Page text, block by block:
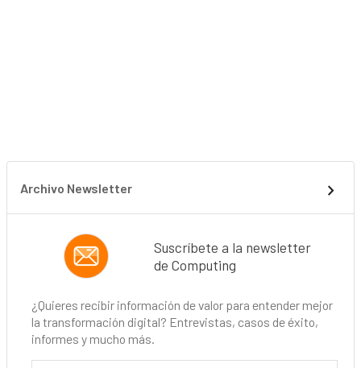
Archivo Newsletter
Suscríbete a la newsletter
de Computing
¿Quieres recibir información de valor para entender mejor
la transformación digital? Entrevistas, casos de éxito,
informes y mucho más.